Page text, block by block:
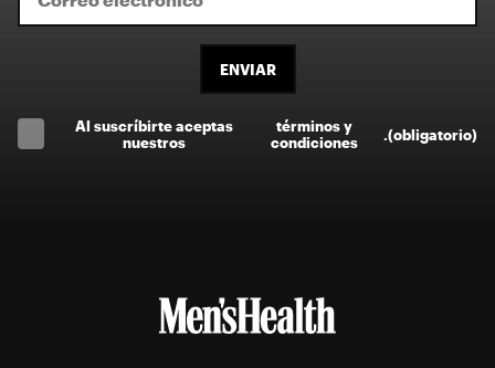
ENVIAR
Al suscríbirte aceptas
nuestros
términos y
condiciones
(obligatorio)